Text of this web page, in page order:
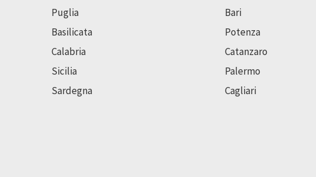
Puglia
Basilicata
Calabria
Sicilia
Sardegna
Bari
Potenza
Catanzaro
Palermo
Cagliari